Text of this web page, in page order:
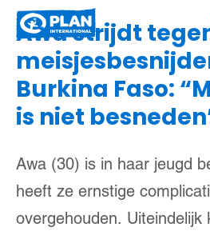
Plan
International
Awa strijdt
Burkina Faso:
is niet
Awa (30) is in haar jeugd
heeft ze ernstige
overgehouden. Uiteindelijk